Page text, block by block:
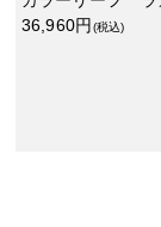
36,960円 (税込)